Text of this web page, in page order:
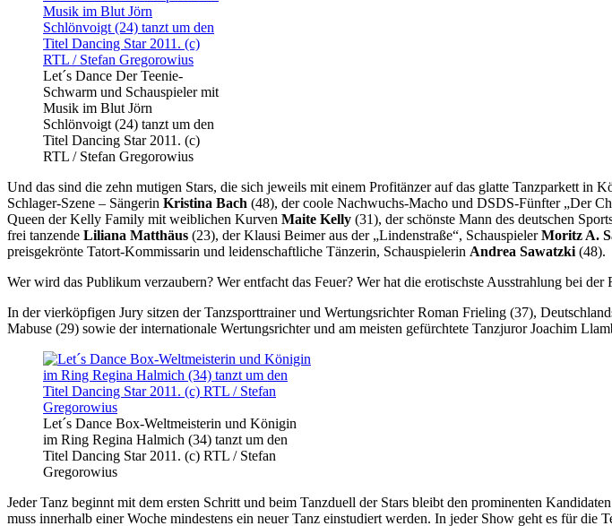
Let´s Dance Der Teenie-
Schwarm und Schauspieler mit
Musik im Blut Jörn
Schlönvoigt (24) tanzt um den
Titel Dancing Star 2011. (c)
RTL / Stefan Gregorowius
Und das sind die zehn mutigen Stars, die sich jeweils mit einem Profitänzer auf das glatte Tanzparkett
Schlager-Szene – Sängerin Kristina Bach (48), der coole Nachwuchs-Macho und DSDS-Fünfter „Der
Queen der Kelly Family mit weiblichen Kurven Maite Kelly (31), der schönste Mann des deutschen
frei tanzende Liliana Matthäus (23), der Klausi Beimer aus der „Lindenstraße“, SchauspielerMoritz A.
preisgekrönte Tatort-Kommissarin und leidenschaftliche Tänzerin, Schauspielerin Andrea Sawatzki (48).
Wer wird das Publikum verzaubern? Wer entfacht das Feuer? Wer hat die erotischste Ausstrahlung bei
In der vierköpfigen Jury sitzen der Tanzsporttrainer und Wertungsrichter Roman Frieling (37),
Mabuse (29) sowie der internationale Wertungsrichter und am meisten gefürchtete Tanzjuror Joachim
Let´s Dance Box-Weltmeisterin und Königin
im Ring Regina Halmich (34) tanzt um den
Titel Dancing Star 2011. (c) RTL / Stefan
Gregorowius
Jeder Tanz beginnt mit dem ersten Schritt und beim Tanzduell der Stars bleibt den prominenten
muss innerhalb einer Woche mindestens ein neuer Tanz einstudiert werden. In jeder Show geht es für